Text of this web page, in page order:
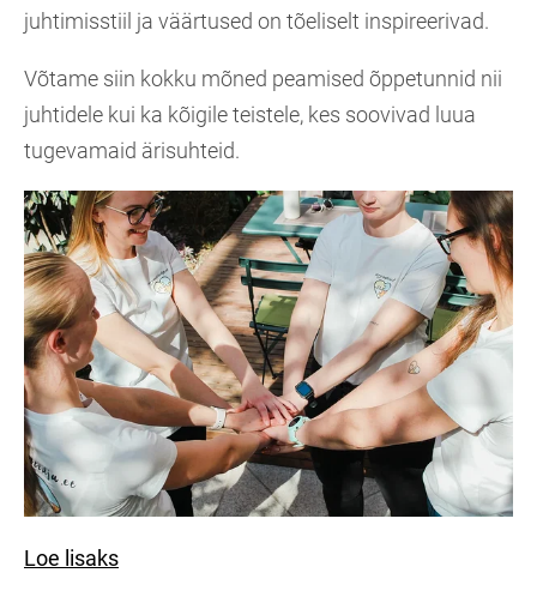
juhtimisstiil ja väärtused on tõeliselt inspireerivad.
Võtame siin kokku mõned peamised õppetunnid nii
juhtidele kui ka kõigile teistele, kes soovivad luua
tugevamaid ärisuhteid.
Loe lisaks